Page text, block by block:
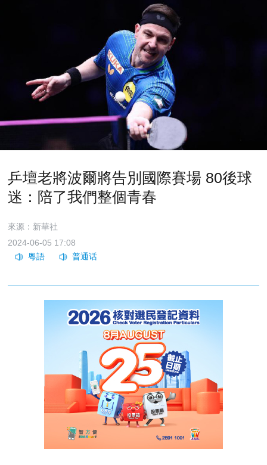
乒壇老將波爾將告別國際賽場 80後球
迷：陪了我們整個青春
來源：新華社
2024-06-05 17:08